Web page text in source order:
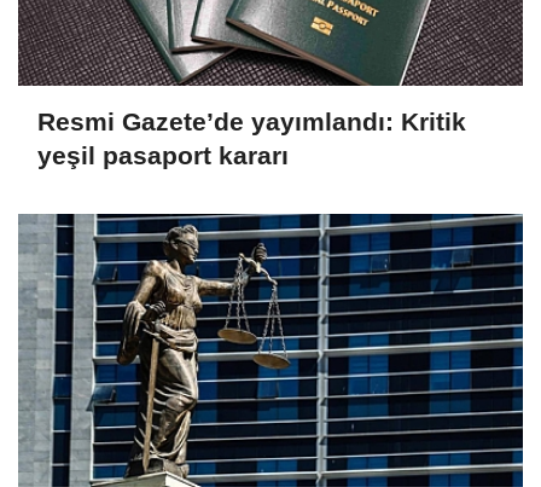
Resmi Gazete’de yayımlandı: Kritik
yeşil pasaport kararı